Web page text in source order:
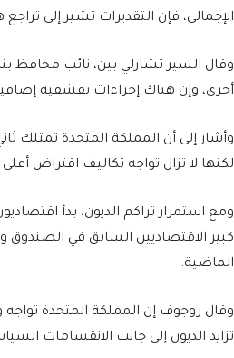
الإجمالي، فإن التقديرات تشير إلى
وقال السير تشارلي بين، نائب محافظ
أخرى، وإن هناك إجراءات تقشفية
وأشار إلى أن المملكة المتحدة تمتلك
لكنها لا تزال تواجه تكاليف اقتراض
ومع استمرار تراكم الديون، بدأ
كبير الاقتصاديين السابق في الصندوق
الماضية.
وقال روجوف إن المملكة المتحدة
تزايد الديون إلى جانب الانقسامات